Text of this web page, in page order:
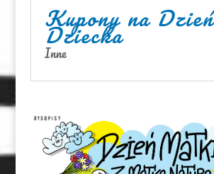
Kupony na Dzień
Dziecka
Inne